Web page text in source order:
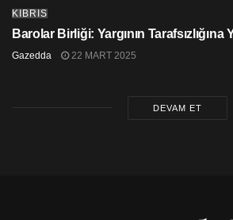
KIBRIS
Barolar Birliği: Yargının
Gazedda 22 MART 2025
DEVAM ET